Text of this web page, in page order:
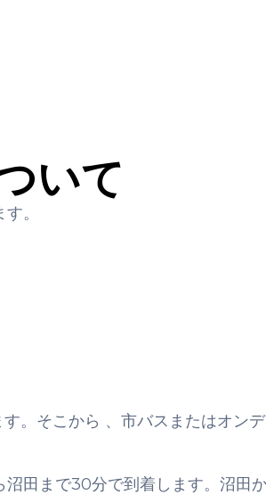
いて
。
。そこから 、市バスまたはオン
田まで30分で到着します。沼田